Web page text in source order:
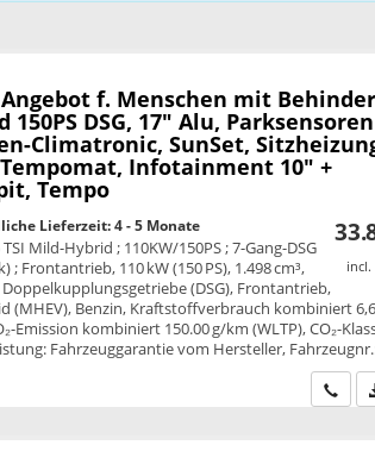
f. Menschen mit
150PS DSG, 17" Alu,
Climatronic, SunSet,
Infotainment 10" +
Tempo
incl.
Lieferzeit: 4 - 5 Monate
Mild-Hybrid ; 110KW/150PS ; 7-Gang-DSG
; Frontantrieb, 110 kW (150 PS), 1.498 cm³,
(DSG), Frontantrieb,
(MHEV), Benzin, Kraftstoffverbrauch kombiniert
Emission kombiniert 150.00 g/km (WLTP), CO₂-
Fahrzeuggarantie vom Hersteller,
Wir